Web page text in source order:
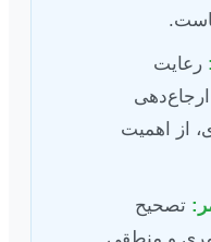
رعایت
ارجاع‌دهی
از اهمیت
تصحیح